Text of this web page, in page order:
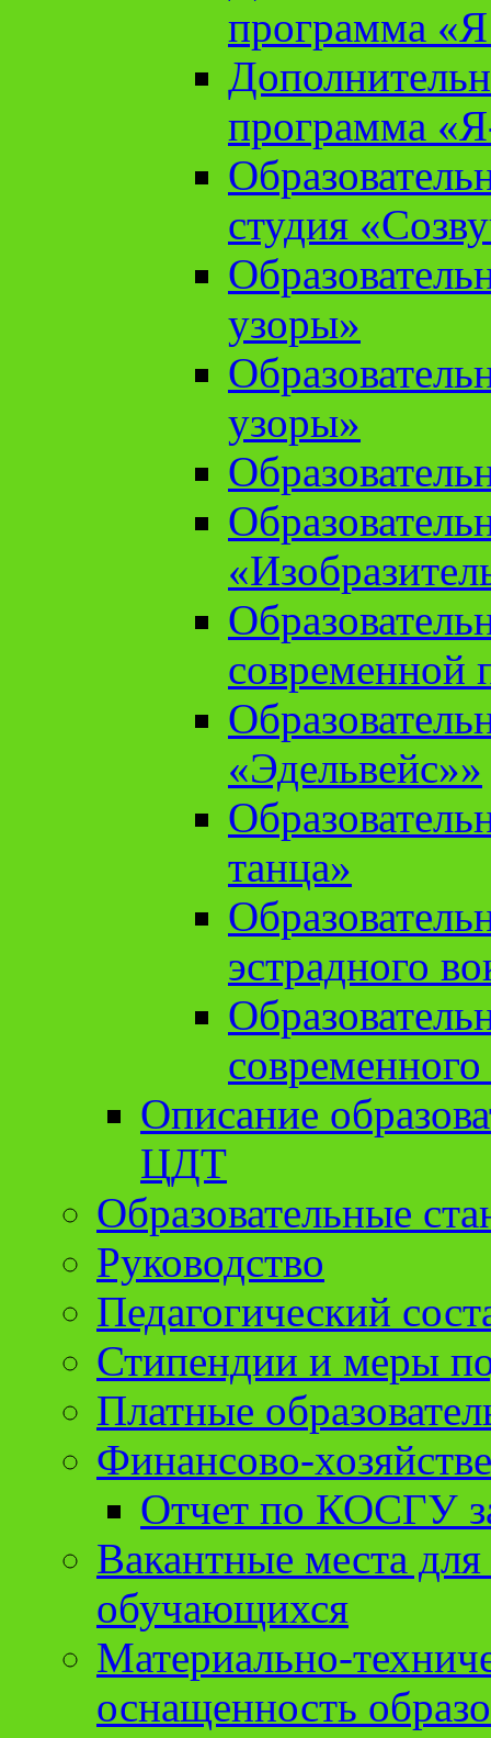
программа «Я
программа
студия
узоры»
узоры»
современной
«Эдельвейс»»
танца»
эстрадного
Описание
ЦДТ
Образовательные
Руководство
Педагогический
Стипендии и меры
Платные
Финансово-
Отчет по КОСГУ
Вакантные места
обучающихся
Материально-
оснащенность